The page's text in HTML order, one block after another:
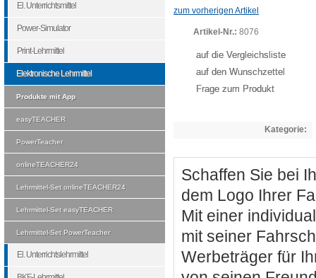
zum vorherigen Artikel
Artikel-Nr.: 8076
auf die Vergleichsliste
auf den Wunschzettel
Frage zum Produkt
Kategorie:
Schaffen Sie bei
dem Logo Ihrer
Mit einer
mit seiner
Werbeträger für
El. Unterrichtsmittel
Power-Simulator
Print-Lehrmittel
Elektronische Lehrmittel
Produkte mit App
easyTEACHER
PowerTeacher
onlineTEACHER24
Lehrmittel-Set onlineTEACHER24
Lehrmittel-Set easyTEACHER
Lehrmittel-Set PowerTeacher
El. Unterrichtslehrmittel